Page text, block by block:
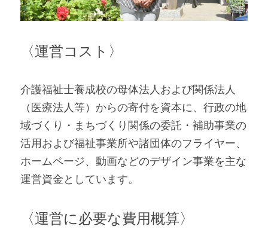
〈運営コスト〉
介護福祉士養成校の母体法人および関係法人
（医療法人等）からの寄付を資本に、行政の地
域づくり・まちづくり関係の委託・補助事業の
活用および福祉事業所や諸団体のフライヤー、
ホームページ、動画などのデザイン事業を主な
運営資金としています。
〈運営に必要な費用概算〉